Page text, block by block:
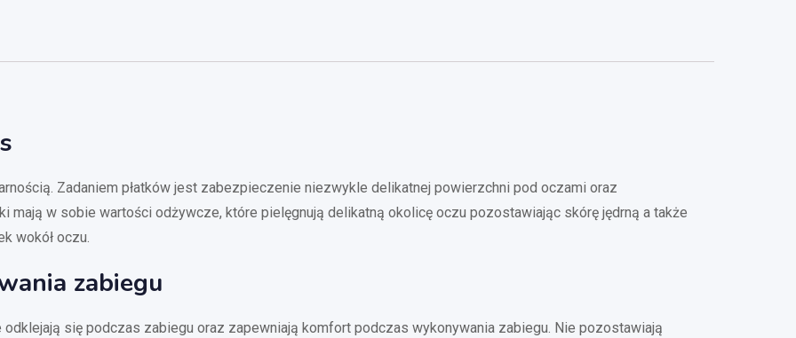
Zadaniem płatków jest zabezpieczenie niezwykle delikatnej powierzchni pod oczami oraz
mają w sobie wartości odżywcze, które pielęgnują delikatną okolicę oczu pozostawiając skórę jędrną a także
wokół oczu.
zabiegu
się podczas zabiegu oraz zapewniają komfort podczas wykonywania zabiegu. Nie pozostawiają